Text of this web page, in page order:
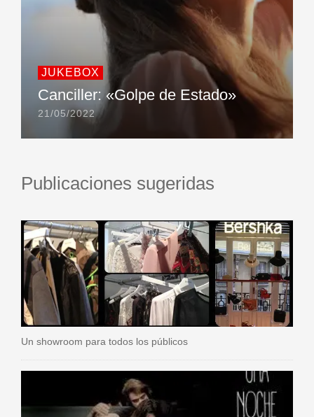
JUKEBOX
Canciller: «Golpe de Estado»
21/05/2022
Publicaciones sugeridas
Un showroom para todos los públicos